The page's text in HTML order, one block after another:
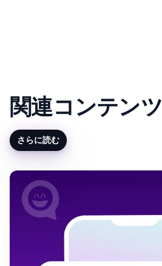
関連コンテンツ
さらに読む